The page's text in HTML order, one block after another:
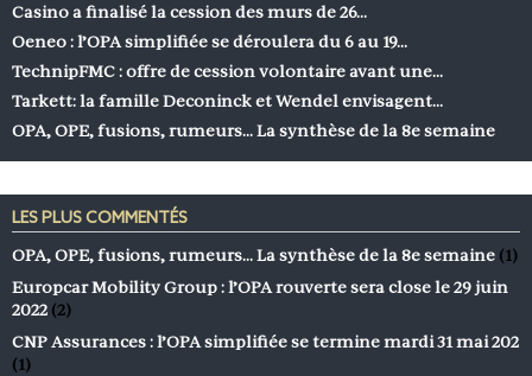
Casino a finalisé la cession des murs de 26…
Oeneo : l’OPA simplifiée se déroulera du 6 au 19…
TechnipFMC : offre de cession volontaire avant une…
Tarkett: la famille Deconinck et Wendel envisagent…
OPA, OPE, fusions, rumeurs… La synthèse de la 8e semaine
LES PLUS COMMENTÉS
OPA, OPE, fusions, rumeurs… La synthèse de la 8e semaine (1)
Europcar Mobility Group : l’OPA rouverte sera close le 29 juin
2022 (2)
CNP Assurances : l’OPA simplifiée se termine mardi 31 mai 202
(1)